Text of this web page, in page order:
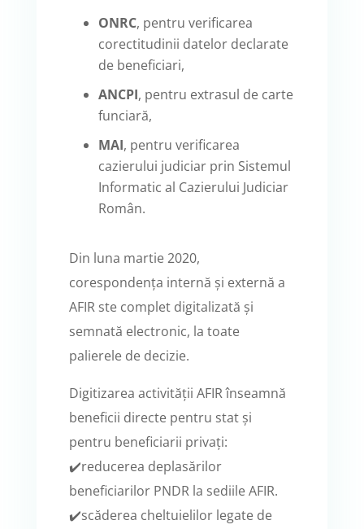
ONRC, pentru verificarea
corectitudinii datelor declarate
de beneficiari,
ANCPI, pentru extrasul de carte
funciară,
MAI, pentru verificarea
cazierului judiciar prin Sistemul
Informatic al Cazierului Judiciar
Român.
Din luna martie 2020,
corespondența internă și externă a
AFIR ste complet digitalizată și
semnată electronic, la toate
palierele de decizie.
Digitizarea activității AFIR înseamnă
beneficii directe pentru stat și
pentru beneficiarii privați:
✔️reducerea deplasărilor
beneficiarilor PNDR la sediile AFIR.
✔️scăderea cheltuielilor legate de